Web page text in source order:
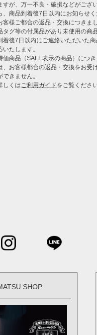
すが、万一不良・破損などがござ
、商品到着後7日以内にお知らせく
客様ご都合の返品・交換につきま
タグ等の付属品があり未使用の商
着後7日以内にご連絡いただいた
いたします。
価商品（SALE表示の商品）につき
、お客様都合の返品・交換をお受
できません。
しくはご利用ガイドをご覧ください
SHOP